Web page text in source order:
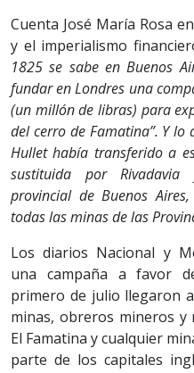
Cuenta José María Rosa
y el imperialismo
1825 se sabe en Buenos
fundar en Londres una
(un millón de libras) para
del cerro de Famatina”. Y lo
Hullet había transferido a
sustituida por
provincial de Buenos
todas las minas de las
Los diarios Nacional y
una campaña a favor
primero de julio llegaron
minas, obreros mineros y
El Famatina y cualquier
parte de los capitales